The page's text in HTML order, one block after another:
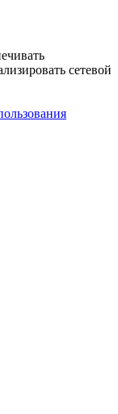
сетевой